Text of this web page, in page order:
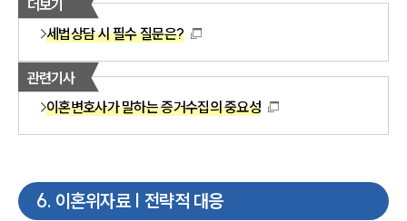
더보기
세법상담 시 필수 질문은?
관련기사
이혼변호사가 말하는 증거수집의 중요성
6. 이혼위자료 | 전략적 대응